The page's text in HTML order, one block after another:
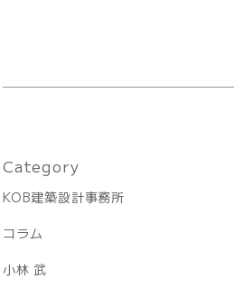
Category
KOB建築設計事務所
コラム
小林 武